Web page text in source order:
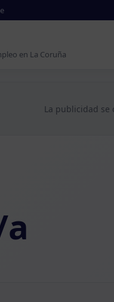
en La Coruña
La publicidad se